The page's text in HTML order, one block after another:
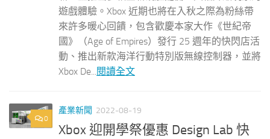
遊戲體驗。Xbox 近期也將在入秋之際為粉絲帶
來許多暖心回饋，包含歡慶本家大作《世紀帝
國》（Age of Empires）發行 25 週年的快閃店活
動、推出新款海洋行動特別版無線控制器，並將
Xbox De...閱讀全文
0
產業新聞 2022-08-19
Xbox 迎開學祭優惠 Design Lab 快